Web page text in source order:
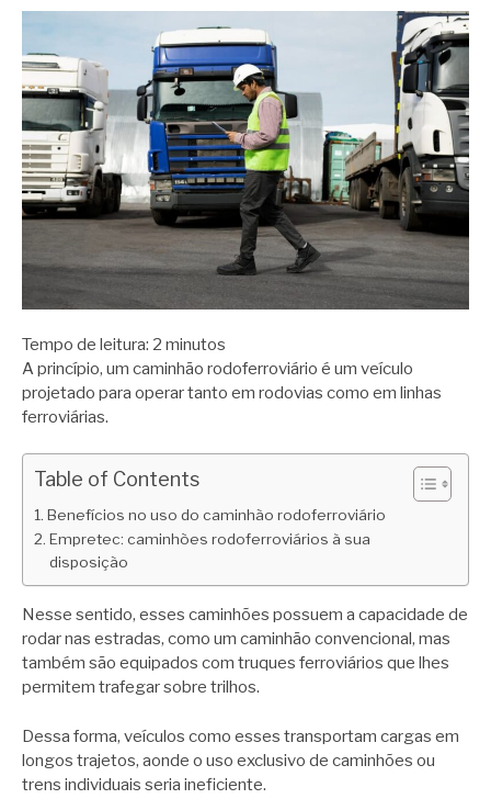
Tempo de leitura: 2 minutos
A princípio, um caminhão rodoferroviário é um veículo
projetado para operar tanto em rodovias como em linhas
ferroviárias.
Table of Contents
Benefícios no uso do caminhão rodoferroviário
Empretec: caminhões rodoferroviários à sua
disposição
Nesse sentido, esses caminhões possuem a capacidade de
rodar nas estradas, como um caminhão convencional, mas
também são equipados com truques ferroviários que lhes
permitem trafegar sobre trilhos.
Dessa forma, veículos como esses transportam cargas em
longos trajetos, aonde o uso exclusivo de caminhões ou
trens individuais seria ineficiente.